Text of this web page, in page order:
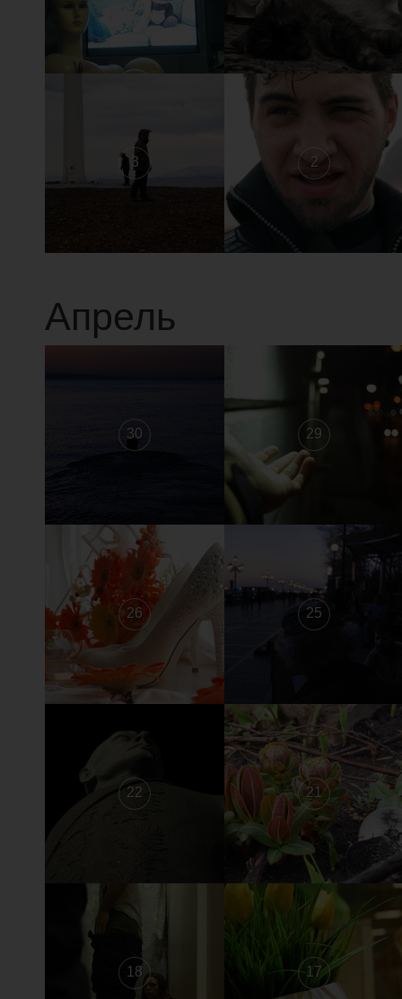
3 2
Апрель
30 29
26 25
22 21
18 17